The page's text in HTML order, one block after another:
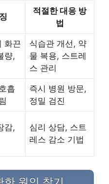
적절한 대응 방
법
화끈
량,
식습관 개선, 약
물 복용, 스트레
스 관리
흡
즉시 병원 방문,
정밀 검진
감,
심리 상담, 스트
레스 감소 기법